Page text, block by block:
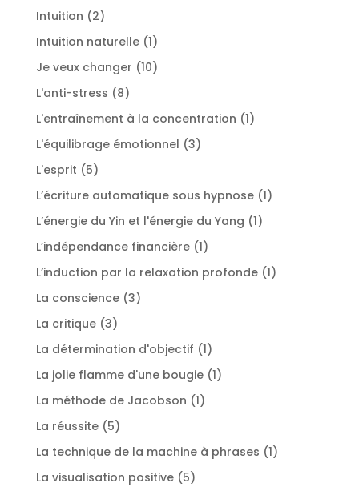
Intuition 22
produits
Intuition naturelle 11
produit
Je veux changer 1010
L'anti-stress 88
produits
L'entraînement à la concentration 11
L'équilibrage émotionnel 33
L'esprit 55
produits
L’écriture automatique sous hypnose 11
L’énergie du Yin et l'énergie du Yang 11
L’indépendance financière 11
produit
L’induction par la relaxation profonde 11
La conscience 33
La critique 33
produits
La détermination d'objectif 11
produit
La jolie flamme d'une bougie 11
La méthode de Jacobson 11
La réussite 55
produits
La technique de la machine à phrases 11
La visualisation positive 55